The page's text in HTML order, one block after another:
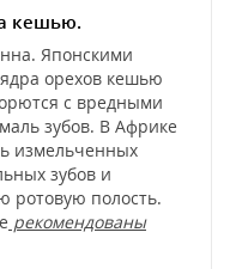
кешью.
Японскими
орехов кешью
с вредными
зубов. В Африке
измельченных
зубов и
ротовую полость.
рекомендованы